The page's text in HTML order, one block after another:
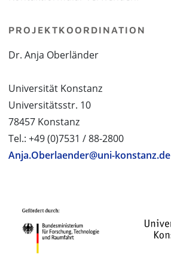
PROJEKTKOORDINATION
Dr. Anja Oberländer
Universität Konstanz
Universitätsstr. 10
78457 Konstanz
Tel.: +49 (0)7531 / 88-2800
Anja.Oberlaender@uni-konstanz.de